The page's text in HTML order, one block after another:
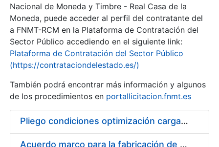
Erakutsi/Ezkutatu
Erakutsi/Ezkutatu
Nacional de Moneda y Timbre - Real Casa de la
Moneda, puede acceder al perfil del contratante del
a FNMT-RCM en la Plataforma de Contratación del
Sector Público accediendo en el siguiente link:
Plataforma de Contratación del Sector Público
(https://contrataciondelestado.es/)
También podrá encontrar más información y algunos
de los procedimientos en portallicitacion.fnmt.es
Pliego condiciones optimización cargas compras firmado
Acuerdo marco para la fabricación de piezas